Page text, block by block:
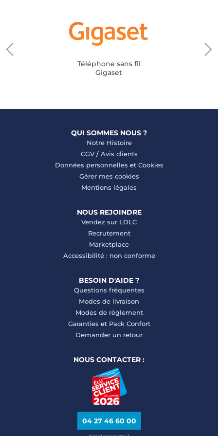
Téléphone sans fil
Gigaset
QUI SOMMES NOUS ?
Notre Histoire
CGV/ Avis clients
Données personnelles et Cookies
Gérer mes cookies
Mentions légales
NOUS REJOINDRE
Vendez sur LDLC
Recrutement
Marketplace
Accessibilité : non conforme
BESOIN D'AIDE ?
Questions fréquentes
Modes de livraison
Modes de règlement
Garanties et Pack Confort
Demander un retour
NOUS CONTACTER :
04 27 46 60 00